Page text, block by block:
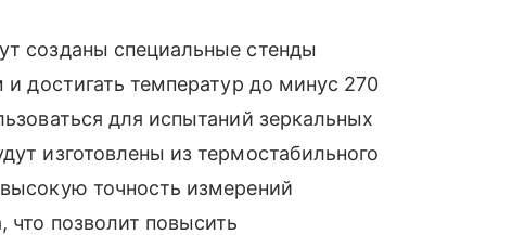
созданы специальные стенды
достигать температур до минус 270
для испытаний зеркальных
изготовлены из термостабильного
точность измерений
что позволит повысить